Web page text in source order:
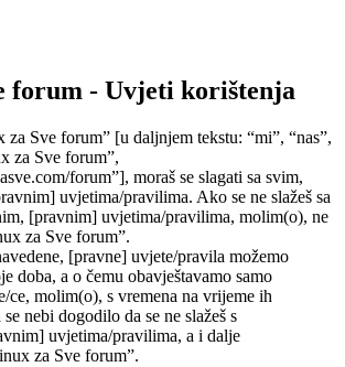
forum - Uvjeti korištenja
za Sve forum” [u daljnjem tekstu: “mi”, “nas”,
za Sve forum”,
forum”], moraš se slagati sa svim,
uvjetima/pravilima. Ako se ne slažeš sa
[pravnim] uvjetima/pravilima, molim(o), ne
za Sve forum”.
[pravne] uvjete/pravila možemo
doba, a o čemu obavještavamo samo
ce, molim(o), s vremena na vrijeme ih
nebi dogodilo da se ne slažeš s
uvjetima/pravilima, a i dalje
za Sve forum”.